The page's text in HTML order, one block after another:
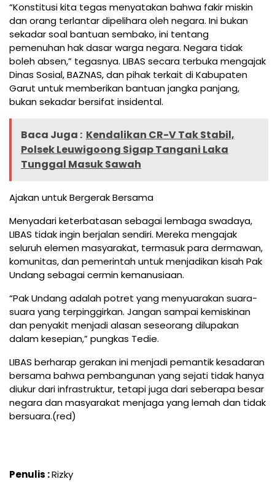
“Konstitusi kita tegas menyatakan bahwa fakir miskin
dan orang terlantar dipelihara oleh negara. Ini bukan
sekadar soal bantuan sembako, ini tentang
pemenuhan hak dasar warga negara. Negara tidak
boleh absen,” tegasnya. LIBAS secara terbuka mengajak
Dinas Sosial, BAZNAS, dan pihak terkait di Kabupaten
Garut untuk memberikan bantuan jangka panjang,
bukan sekadar bersifat insidental.
Baca Juga : Kendalikan CR-V Tak Stabil,
Polsek Leuwigoong Sigap Tangani Laka
Tunggal Masuk Sawah
Ajakan untuk Bergerak Bersama
Menyadari keterbatasan sebagai lembaga swadaya,
LIBAS tidak ingin berjalan sendiri. Mereka mengajak
seluruh elemen masyarakat, termasuk para dermawan,
komunitas, dan pemerintah untuk menjadikan kisah Pak
Undang sebagai cermin kemanusiaan.
“Pak Undang adalah potret yang menyuarakan suara-
suara yang terpinggirkan. Jangan sampai kemiskinan
dan penyakit menjadi alasan seseorang dilupakan
dalam kesepian,” pungkas Tedie.
LIBAS berharap gerakan ini menjadi pemantik kesadaran
bersama bahwa pembangunan yang sejati tidak hanya
diukur dari infrastruktur, tetapi juga dari seberapa besar
negara dan masyarakat menjaga yang lemah dan tidak
bersuara.(red)
Penulis :Rizky